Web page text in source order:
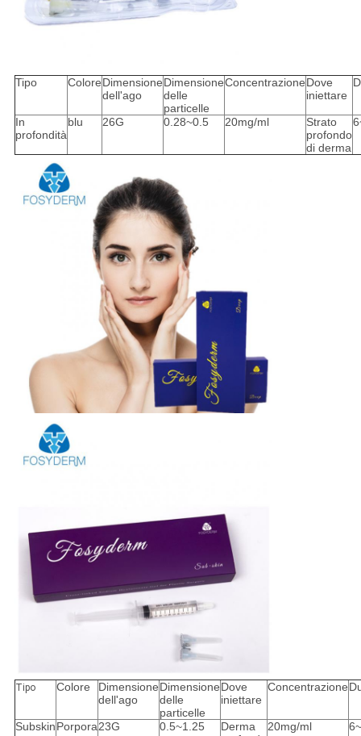
Tipo ColoreDimensione
dell'ago
Dimensione
delle
particelle
ConcentrazioneDove
iniettare
In
profondità
blu 26G 0.28~0.5 20mg/ml
Strato
profondo
di derma
Tipo Colore
Dimensione
dell'ago
Dimensione
delle
particelle
Dove
iniettare
Concentrazione
SubskinPorpora23G 0.5~1.25
Derma
20mg/ml